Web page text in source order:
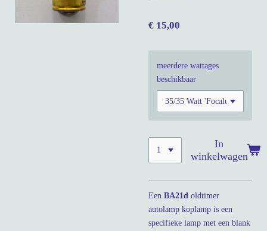
€ 15,00
meerdere wattages
beschikbaar
In
winkelwagen
Een BA21d oldtimer
autolamp koplamp is een
specifieke lamp met een blank